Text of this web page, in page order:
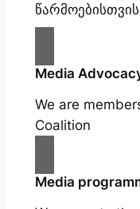
წარმოებისთვის
Media
We are
Coalition
Media